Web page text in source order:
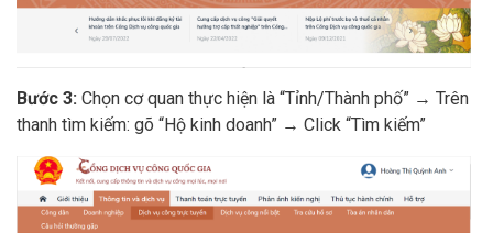
Bước 3: Chọn cơ quan thực hiện là “Tỉnh/Thành phố” → Trên
thanh tìm kiếm: gõ “Hộ kinh doanh” → Click “Tìm kiếm”